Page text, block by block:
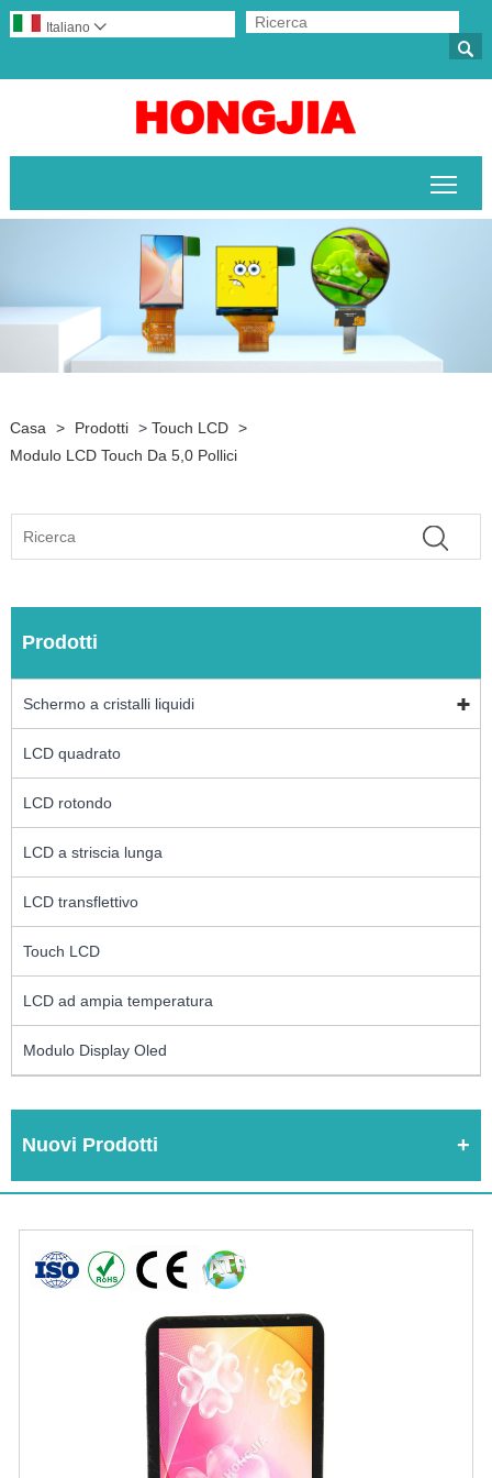

Italiano 
Casa > Prodotti > Touch LCD >
Modulo LCD Touch Da 5,0 Pollici
Prodotti
Schermo a cristalli liquidi
LCD quadrato
LCD rotondo
LCD a striscia lunga
LCD transflettivo
Touch LCD
LCD ad ampia temperatura
Modulo Display Oled
Nuovi Prodotti